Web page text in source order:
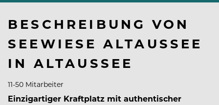
BESCHREIBUNG VON
SEEWIESE ALTAUSSEE
IN ALTAUSSEE
11-50 Mitarbeiter
Einzigartiger Kraftplatz mit authentischer